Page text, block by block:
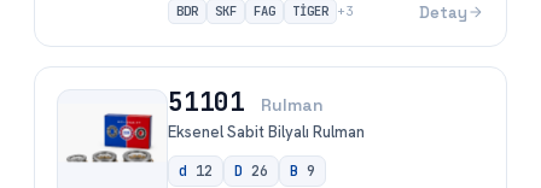
BDR SKF FAG TİGER +3 Detay
51101 Rulman
Eksenel Sabit Bilyalı Rulman
d 12 D 26 B 9